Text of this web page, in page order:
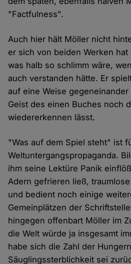
"Factfulness".
Auch hier hält Möller nicht
er sich von beiden Werken
was halb so schlimm wäre,
auch verstanden hätte. Er
auf eine Weise
Geist des einen Buches noch
wiedererkennen lässt.
"Was auf dem Spiel steht" ist
Weltuntergangspropaganda.
ihm seine Lektüre Panik
Adern gefrieren ließ,
und bedient noch einige
Gemeinplätzen der
hingegen offenbart Möller im
die Welt würde ja insgesamt
habe sich die Zahl der
Säuglingssterblichkeit sei